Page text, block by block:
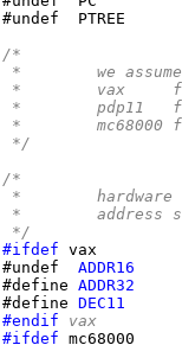
/*
*	we
*
*
*
*/
/*
*
*
*/
#ifdef
#undef ADDR16
#define ADDR32
#define DEC11
#endif vax
#ifdef